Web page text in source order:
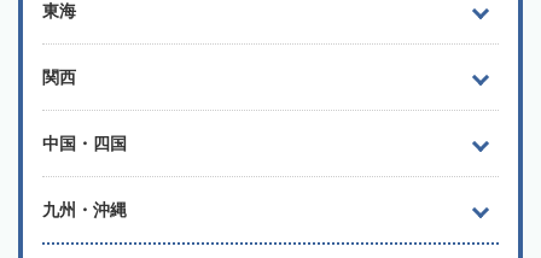
東海
関西
中国・四国
九州・沖縄